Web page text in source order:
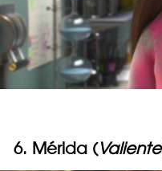
6. Mérida (Valiente